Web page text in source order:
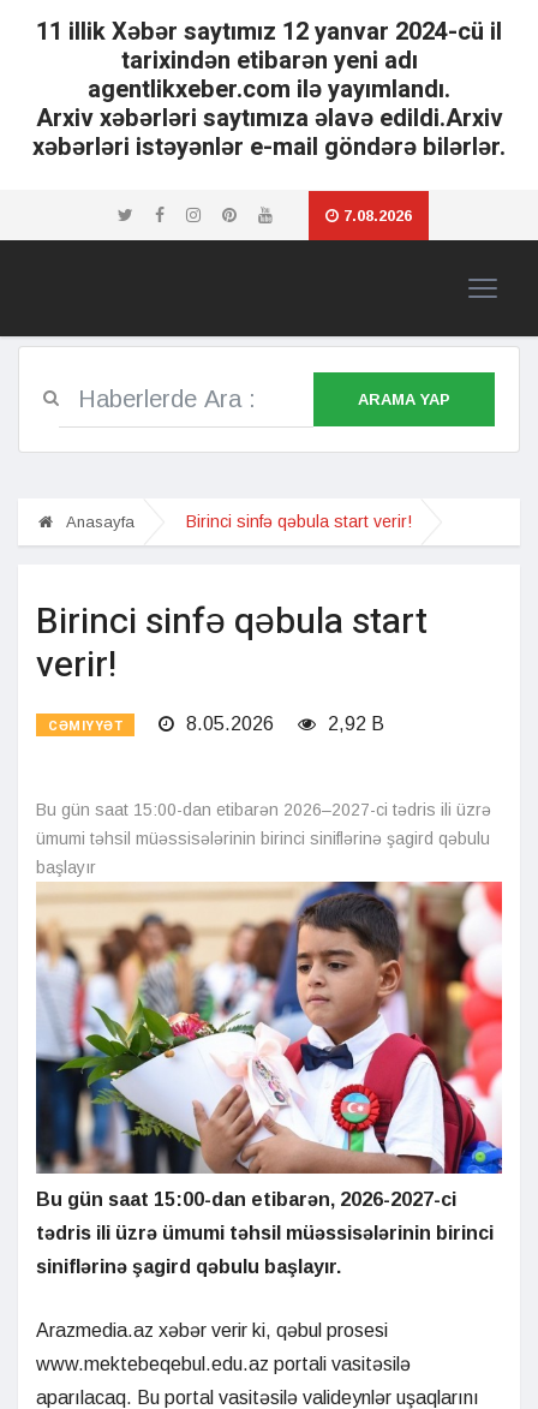
11 illik Xəbər saytımız 12 yanvar 2024-cü il
tarixindən etibarən yeni adı
agentlikxeber.com ilə yayımlandı.
Arxiv xəbərləri saytımıza əlavə edildi.Arxiv
xəbərləri istəyənlər e-mail göndərə bilərlər.
7.08.2026
ARAMA YAP
Anasayfa Birinci sinfə qəbula start verir!
Birinci sinfə qəbula start
verir!
CƏMIYYƏT 8.05.2026 2,92 B
Bu gün saat 15:00-dan etibarən 2026–2027-ci tədris ili üzrə
ümumi təhsil müəssisələrinin birinci siniflərinə şagird qəbulu
başlayır
Bu gün saat 15:00-dan etibarən, 2026-2027-ci
tədris ili üzrə ümumi təhsil müəssisələrinin birinci
siniflərinə şagird qəbulu başlayır.
Arazmedia.az xəbər verir ki, qəbul prosesi
www.mektebeqebul.edu.az portali vasitəsilə
aparılacaq. Bu portal vasitəsilə valideynlər uşaqlarını